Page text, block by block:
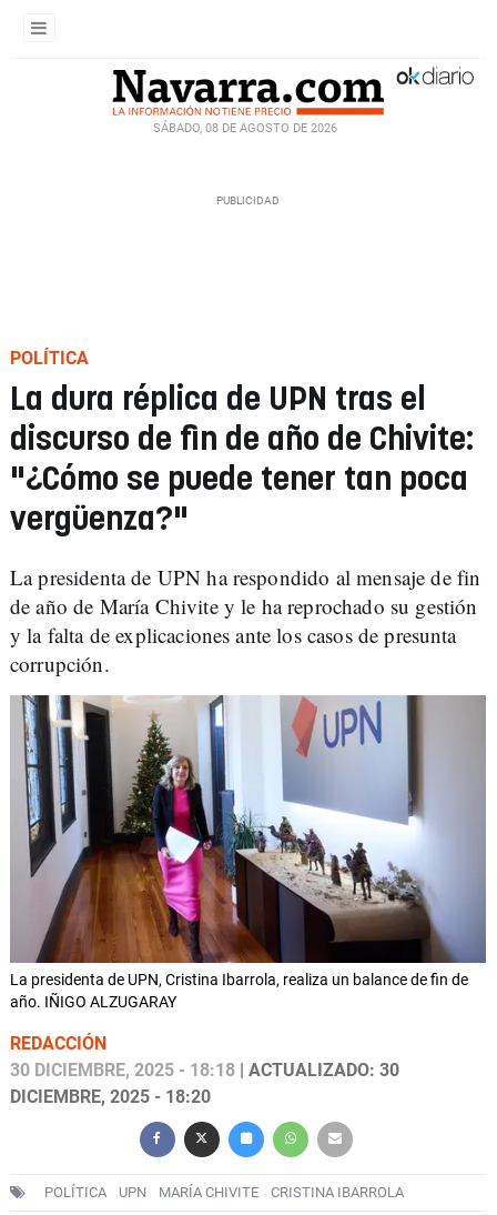
SÁBADO, 08 DE AGOSTO DE 2026
POLÍTICA
La dura réplica de UPN tras el
discurso de fin de año de Chivite:
"¿Cómo se puede tener tan poca
vergüenza?"
La presidenta de UPN ha respondido al mensaje de fin
de año de María Chivite y le ha reprochado su gestión
y la falta de explicaciones ante los casos de presunta
corrupción.
La presidenta de UPN, Cristina Ibarrola, realiza un balance de fin de
año. IÑIGO ALZUGARAY
REDACCIÓN
30 DICIEMBRE, 2025 - 18:18 | ACTUALIZADO: 30
DICIEMBRE, 2025 - 18:20
POLÍTICA UPN MARÍA CHIVITE CRISTINA IBARROLA